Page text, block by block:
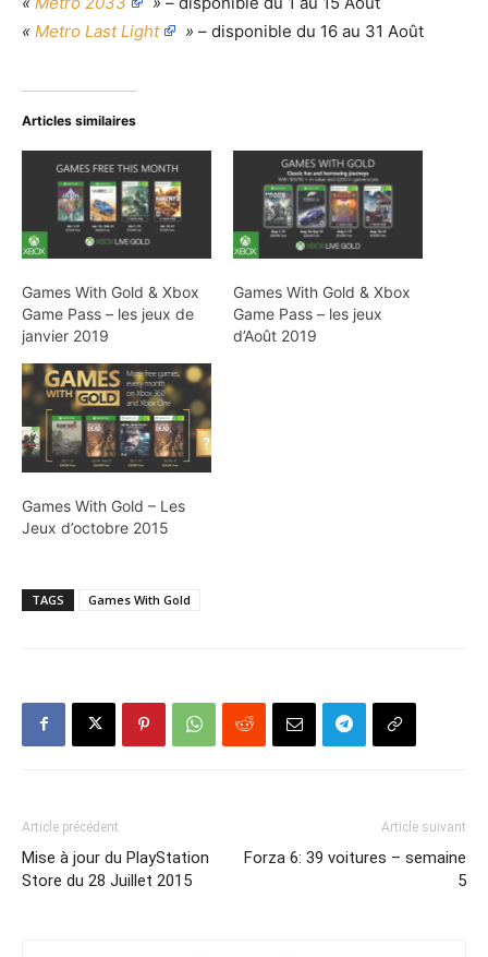
« Metro Last Light » – disponible du 16 au 31 Août
Articles similaires
Games With Gold & Xbox
Game Pass – les jeux de
janvier 2019
Games With Gold & Xbox
Game Pass – les jeux
d’Août 2019
Games With Gold – Les
Jeux d’octobre 2015
TAGS Games With Gold
Article précédent
Mise à jour du PlayStation
Store du 28 Juillet 2015
Article suivant
Forza 6: 39 voitures – semaine
5